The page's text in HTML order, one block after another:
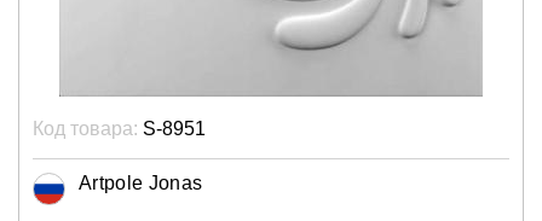
Код товара: S-8951
Artpole Jonas